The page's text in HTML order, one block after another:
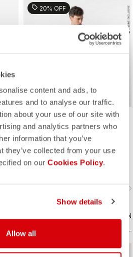
content and ads, to
and to analyse our traffic.
about your use of our site with
and analytics partners who
information that you’ve
they’ve collected from your use
on our Cookies Policy.
Show details
Allow all
Sitzpolster für mehr Komfort auf
langen Etappen.
sell 20% OFF
ENDURANCE 3 BIBSHORT
149,00 CHF 119,20 CHF
Ungetrübter 'Endurance'-Fahrspaß
auf jeder Ausfahrt – nicht zuletzt
VERGLEICHEN
sellSummer Sale 30% Off